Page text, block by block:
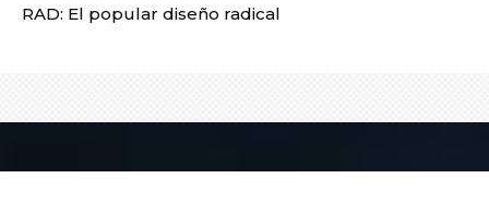
RAD: El popular diseño radical